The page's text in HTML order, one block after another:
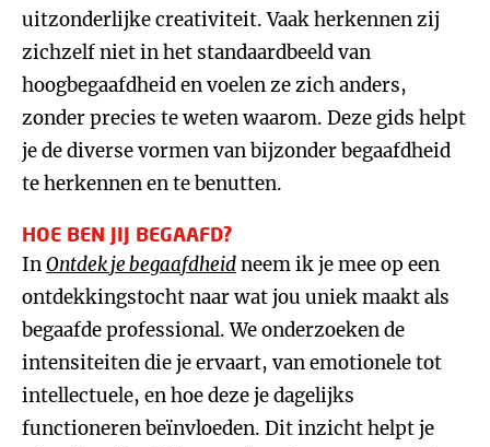
uitzonderlijke creativiteit. Vaak herkennen zij
zichzelf niet in het standaardbeeld van
hoogbegaafdheid en voelen ze zich anders,
zonder precies te weten waarom. Deze gids helpt
je de diverse vormen van bijzonder begaafdheid
te herkennen en te benutten.
HOE BEN JIJ BEGAAFD?
InOntdek je begaafdheidneem ik je mee op een
ontdekkingstocht naar wat jou uniek maakt als
begaafde professional. We onderzoeken de
intensiteiten die je ervaart, van emotionele tot
intellectuele, en hoe deze je dagelijks
functioneren beïnvloeden. Dit inzicht helpt je